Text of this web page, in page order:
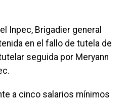
Inpec, Brigadier general
en el fallo de tutela de
seguida por Meryann
a cinco salarios mínimos